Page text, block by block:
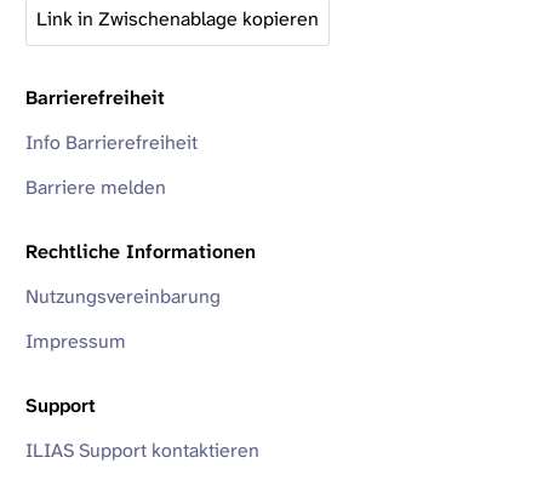
Link in Zwischenablage kopieren
Barrierefreiheit
Info Barrierefreiheit
Barriere melden
Rechtliche Informationen
Nutzungsvereinbarung
Impressum
Support
ILIAS Support kontaktieren